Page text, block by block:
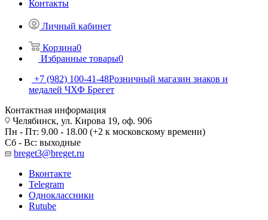
Контакты
Личный кабинет
Корзина0
Избранные товары0
+7 (982) 100-41-48Розничный магазин знаков и
медалей ЧХФ Брегет
Контактная информация
Челябинск, ул. Кирова 19, оф. 906
Пн - Пт: 9.00 - 18.00 (+2 к московскому времени)
Сб - Вс: выходные
breget3@breget.ru
Вконтакте
Telegram
Одноклассники
Rutube